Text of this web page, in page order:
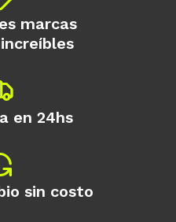
marcas
en 24hs
sin costo